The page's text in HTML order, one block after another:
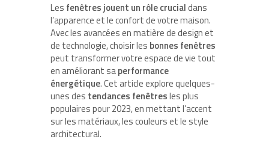
Les fenêtres jouent un rôle crucialdans
l’apparence et le confort de votre maison.
Avec les avancées en matière de design et
de technologie, choisir les bonnes fenêtres
peut transformer votre espace de vie tout
en améliorant saperformance
énergétique. Cet article explore quelques-
unes des tendances fenêtresles plus
populaires pour 2023, en mettant l’accent
sur les matériaux, les couleurs et le style
architectural.